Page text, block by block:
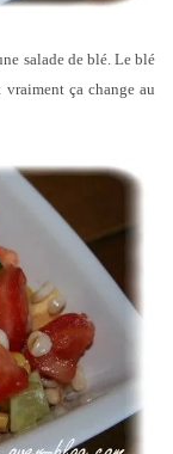
salade de blé. Le blé
ça change au